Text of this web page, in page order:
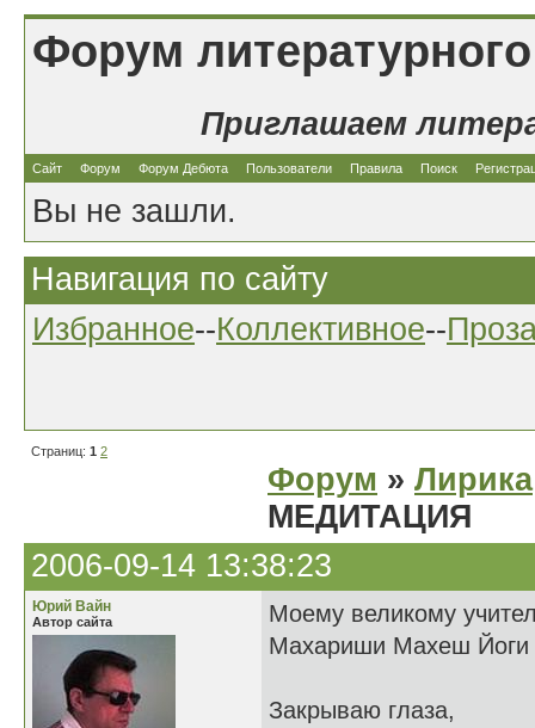
Форум
Приглашаем
Сайт Форум Форум Дебюта Пользователи Правила Поиск
Вы не зашли.
Навигация по сайту
Избранное--Коллективное--
Страниц: 1 2
Форум » Лирика
МЕДИТАЦИЯ
2006-09-14 13:38:23
Юрий Вайн
Автор сайта
Моему великому
Махариши Махеш Йоги
Закрываю глаза,